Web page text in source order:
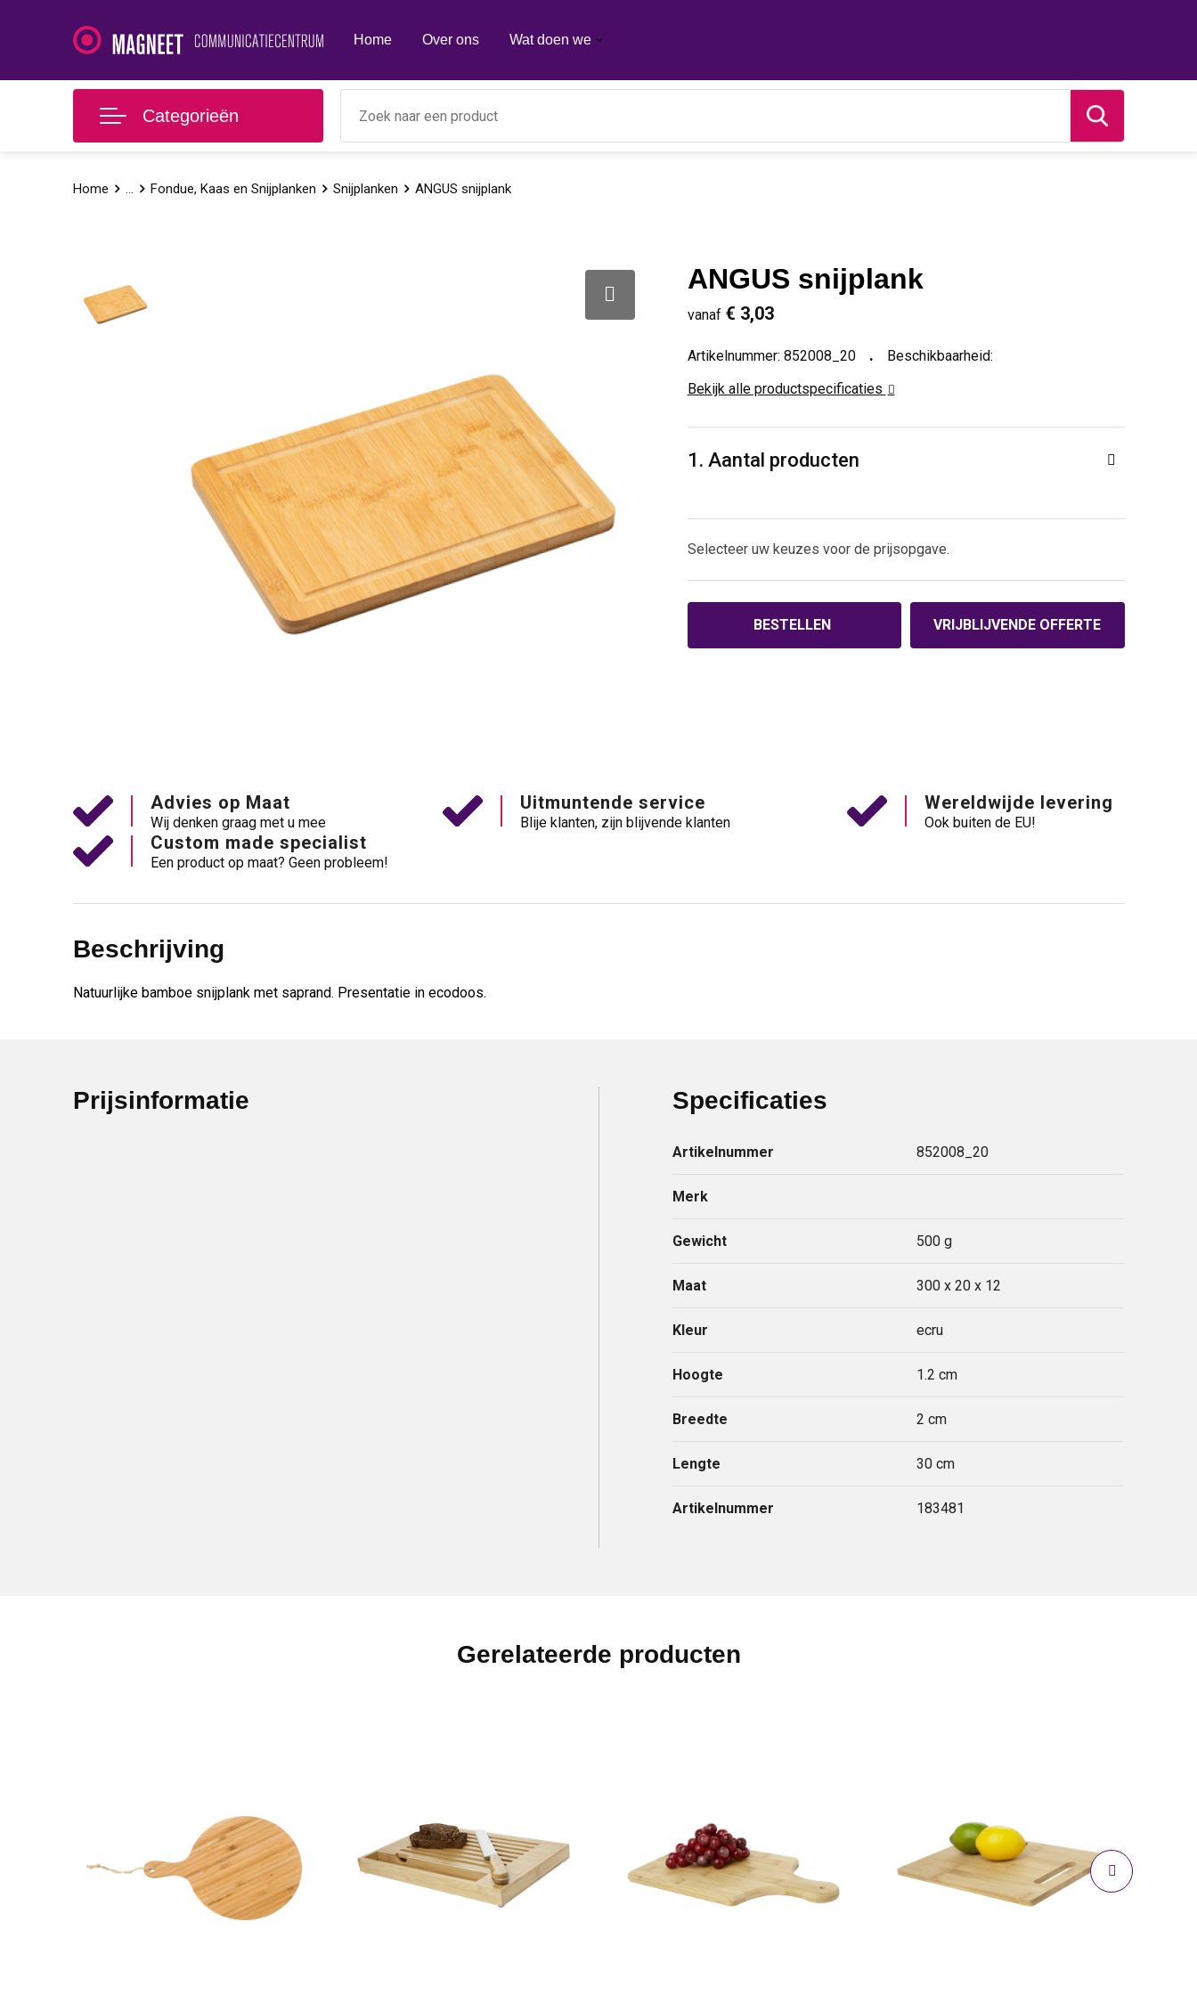
Home Over ons Wat doen we
Categorieën
Home ... Fondue, Kaas en Snijplanken Snijplanken ANGUS snijplank
ANGUS snijplank
vanaf € 3,03
Artikelnummer: 852008_20
Beschikbaarheid:
Bekijk alle productspecificaties
1. Aantal producten
Selecteer uw keuzes voor de prijsopgave.
BESTELLEN VRIJBLIJVENDE OFFERTE
Advies op Maat
Wij denken graag met u mee
Uitmuntende service
Blije klanten, zijn blijvende klanten
Wereldwijde levering
Ook buiten de EU!
Custom made specialist
Een product op maat? Geen probleem!
Beschrijving
Natuurlijke bamboe snijplank met saprand. Presentatie in ecodoos.
Prijsinformatie Specificaties
Artikelnummer 852008_20
Merk
Gewicht 500 g
Maat 300 x 20 x 12
Kleur ecru
Hoogte 1.2 cm
Breedte 2 cm
Lengte 30 cm
Artikelnummer 183481
Gerelateerde producten